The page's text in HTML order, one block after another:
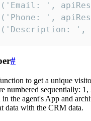
',
',
',
#
to get a unique
numbered sequentially:
the agent's App and
data with the CRM data.